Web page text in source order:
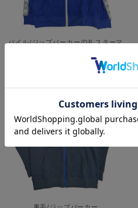
パイル/ジップパーカー/DB.スターマ